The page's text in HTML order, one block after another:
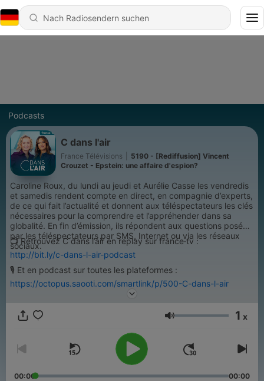
Podcasts
C dans l'air
France Télévisions
5190 - [Rediffusion] Vincent
Crouzet - Epstein: une affaire d'espion?
Caroline Roux, du lundi au jeudi et Aurélie Casse les vendredis
et samedis rendent compte en direct, en compagnie d’experts,
de ce qui fait l’actualité et donnent aux téléspectateurs les clés
nécessaires pour la comprendre et l’appréhender dans sa
globalité. En fin d’émission, ils répondent aux questions posées
par les téléspectateurs par SMS, Internet ou via les réseaux
sociaux.
📺 Retrouvez C dans l’air en replay sur france·tv :
http://bit.ly/c-dans-l-air-podcast
🎙️ Et en podcast sur toutes les plateformes :
https://octopus.saooti.com/smartlink/p/500-C-dans-l-air
Lautstärke 1 x
00:00 00:00